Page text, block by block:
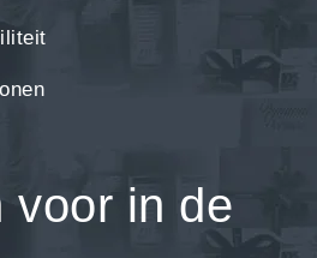
voor in de